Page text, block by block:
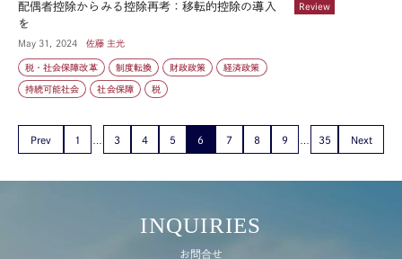
Review
配偶者控除からみる控除再考：移転的控除の導入
を
May 31, 2024 佐藤 主光
税・社会保障改革 制度転換 財政政策 経済政策
持続可能社会 社会保障 税
Prev 1 3 4 5 6 7 8 9 35 Next
INQUIRIES
お問合せ